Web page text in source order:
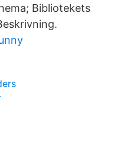
Bibliotekets